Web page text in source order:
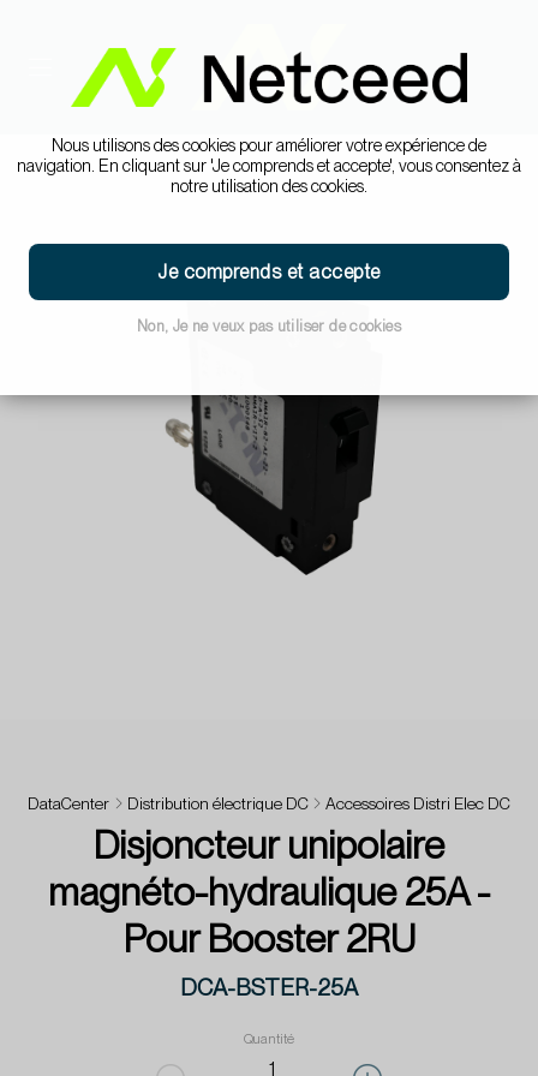
Nous utilisons des cookies pour améliorer votre expérience de
navigation. En cliquant sur 'Je comprends et accepte', vous consentez à
notre utilisation des cookies.
Je comprends et accepte
Non, Je ne veux pas utiliser de cookies
DataCenter Distribution électrique DC Accessoires Distri Elec DC
Disjoncteur unipolaire
magnéto-hydraulique 25A -
Pour Booster 2RU
DCA-BSTER-25A
Quantité